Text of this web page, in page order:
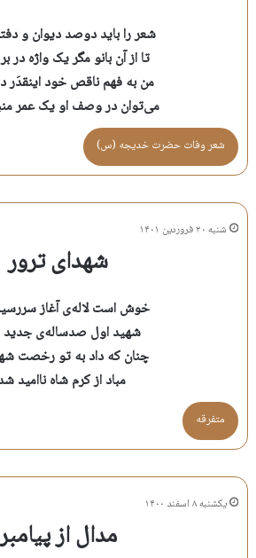
شعر را باید دوصد دیوان و
تا از آن بانو مگر یک واژه در
من به فهم ناقص خود اینقدَر
می‌توان در وصف او یک عمر
شعر وفات حضرت خديجه (س)
شنبه ۲۰ فروردین ۱۴۰۱
شهدای ترور
خوش است لاله‌ی آغاز
شهید اول صدساله‌ی
چنان که داد به تو رخصت
مباد از کرم شاه ناامید
متفرقه
یکشنبه ۸ اسفند ۱۴۰۰
مدال از